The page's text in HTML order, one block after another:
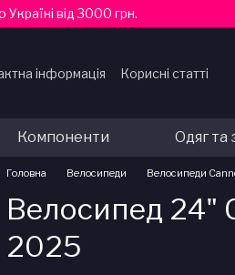
від 3000 грн.
інформація
Корисні статті
Компоненти Одяг та
Головна Велосипеди Велосипеди
Велосипед 24"
2025